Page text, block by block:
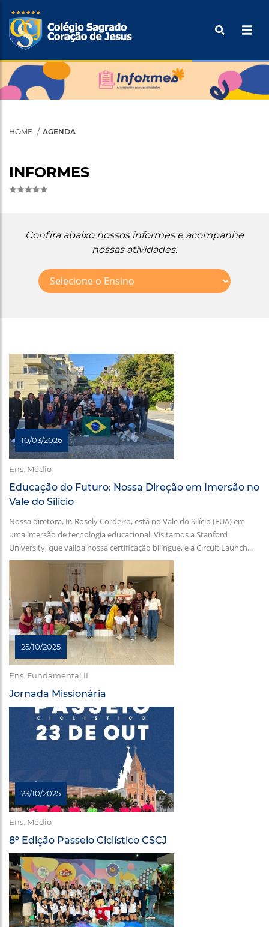
Tecle ENTER para efetuar a pesquisa
HOME AGENDA
INFORMES
Confira abaixo nossos informes e acompanhe
nossas atividades.
10/03/2026
Ens. Médio
Educação do Futuro: Nossa Direção em Imersão no
Vale do Silício
Nossa diretora, Ir. Rosely Cordeiro, está no Vale do Silício (EUA) em
uma imersão de tecnologia educacional. Visitamos a Stanford
University, que valida nossa certificação bilíngue, e a Circuit Launch...
25/10/2025
Ens. Fundamental II
Jornada Missionária
23/10/2025
Ens. Médio
8º Edição Passeio Ciclístico CSCJ